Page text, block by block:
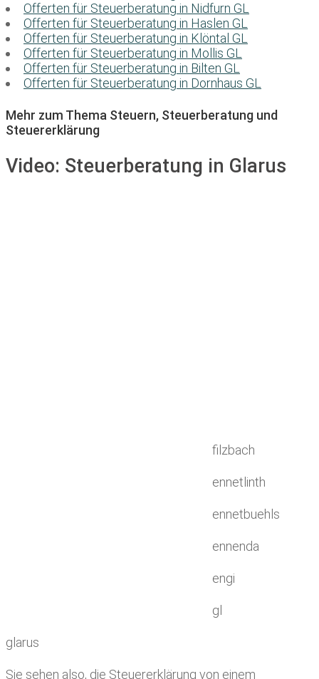
Offerten für Steuerberatung in Nidfurn GL
Offerten für Steuerberatung in Haslen GL
Offerten für Steuerberatung in Klöntal GL
Offerten für Steuerberatung in Mollis GL
Offerten für Steuerberatung in Bilten GL
Offerten für Steuerberatung in Dornhaus GL
Mehr zum Thema Steuern, Steuerberatung und
Steuererklärung
Video: Steuerberatung in Glarus
filzbach
ennetlinth
ennetbuehls
ennenda
engi
gl
glarus
Sie sehen also, die Steuererklärung von einem